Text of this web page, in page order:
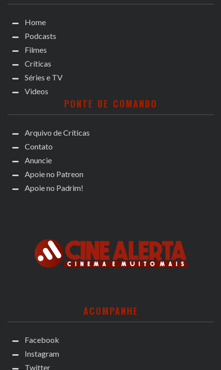
Home
Podcasts
Filmes
Críticas
Séries e TV
Videos
PONTE DE COMANDO
Arquivo de Críticas
Contato
Anuncie
Apoie no Patreon
Apoie no Padrim!
ACOMPANHE
Facebook
Instagram
Twitter